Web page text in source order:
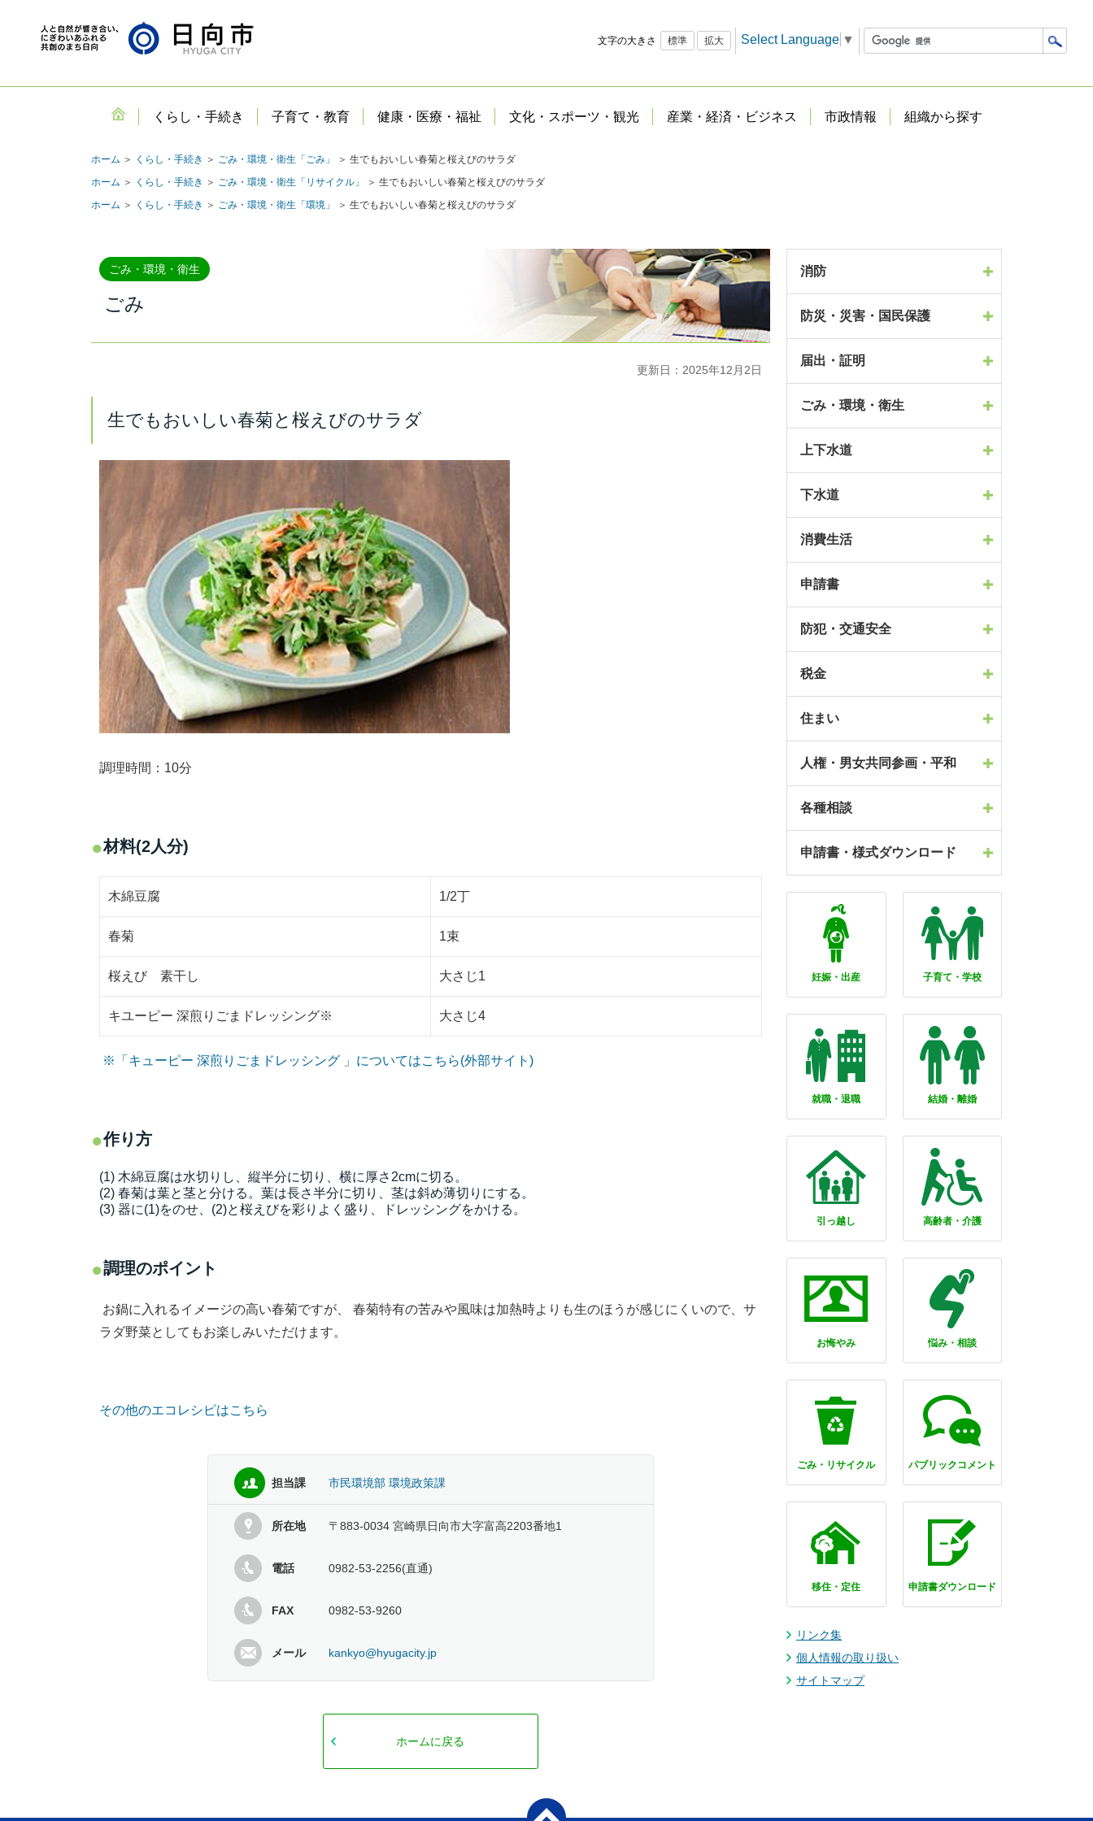
文字の大きさ 標準 拡大 Select Language ▼
くらし・手続き 子育て・教育 健康・医療・福祉 文化・スポーツ・観光 産業・経済・ビジネス 市政情報 組織から探す
ホーム ＞ くらし・手続き ＞ ごみ・環境・衛生「ごみ」
＞ 生でもおいしい春菊と桜えびのサラダ
ホーム ＞ くらし・手続き ＞ ごみ・環境・衛生「リサイクル」
＞ 生でもおいしい春菊と桜えびのサラダ
ホーム ＞ くらし・手続き ＞ ごみ・環境・衛生「環境」 ＞ 生でもおいしい春菊と桜えびのサラダ
ごみ・環境・衛生
ごみ
更新日：2025年12月2日
生でもおいしい春菊と桜えびのサラダ
調理時間：10分
材料(2人分)
木綿豆腐 1/2丁
春菊 1束
桜えび 素干し 大さじ1
キユーピー 深煎りごまドレッシング※ 大さじ4
※「キューピー 深煎りごまドレッシング 」についてはこちら(外部サイト)
作り方
(1) 木綿豆腐は水切りし、縦半分に切り、横に厚さ2cmに切る。
(2) 春菊は葉と茎と分ける。葉は長さ半分に切り、茎は斜め薄切りにする。
(3) 器に(1)をのせ、(2)と桜えびを彩りよく盛り、ドレッシングをかける。
調理のポイント
お鍋に入れるイメージの高い春菊ですが、 春菊特有の苦みや風味は加熱時よりも生のほうが感じにくいので、サ
ラダ野菜としてもお楽しみいただけます。
その他のエコレシピはこちら
担当課 市民環境部 環境政策課
所在地 〒883-0034 宮崎県日向市大字富高2203番地1
電話 0982-53-2256(直通)
FAX 0982-53-9260
メール kankyo@hyugacity.jp
ホームに戻る
消防
防災・災害・国民保護
届出・証明
ごみ・環境・衛生
上下水道
下水道
消費生活
申請書
防犯・交通安全
税金
住まい
人権・男女共同参画・平和
各種相談
申請書・様式ダウンロード
妊娠・出産 子育て・学校
就職・退職 結婚・離婚
引っ越し 高齢者・介護
お悔やみ 悩み・相談
ごみ・リサイクル パブリックコメント
移住・定住 申請書ダウンロード
リンク集
個人情報の取り扱い
サイトマップ